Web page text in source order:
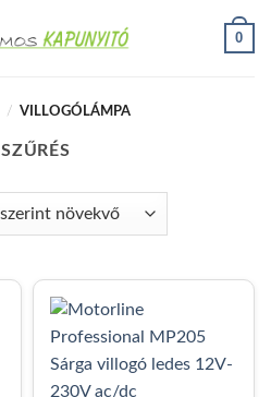
0
/ VILLOGÓLÁMPA
SZŰRÉS